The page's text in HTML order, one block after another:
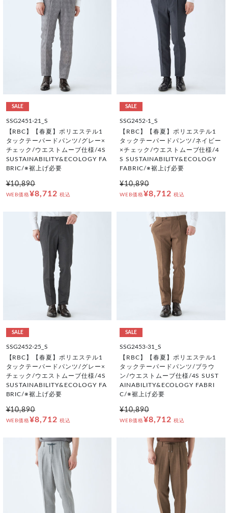
SALE
SSG2451-21_S
【RBC】【春夏】ポリエステル1
タックテーパードパンツ/グレー×
チェック/ウエストムーブ仕様/4S
SUSTAINABILITY&ECOLOGY FA
BRIC/※裾上げ必要
¥10,890
WEB価格¥8,712 税込
SALE
SSG2452-1_S
【RBC】【春夏】ポリエステル1
タックテーパードパンツ/ネイビー
×チェック/ウエストムーブ仕様/4
S SUSTAINABILITY&ECOLOGY
FABRIC/※裾上げ必要
¥10,890
WEB価格¥8,712 税込
SALE
SSG2452-25_S
【RBC】【春夏】ポリエステル1
タックテーパードパンツ/グレー×
チェック/ウエストムーブ仕様/4S
SUSTAINABILITY&ECOLOGY FA
BRIC/※裾上げ必要
¥10,890
WEB価格¥8,712 税込
SALE
SSG2453-31_S
【RBC】【春夏】ポリエステル1
タックテーパードパンツ/ブラウ
ン/ウエストムーブ仕様/4S SUST
AINABILITY&ECOLOGY FABRI
C/※裾上げ必要
¥10,890
WEB価格¥8,712 税込